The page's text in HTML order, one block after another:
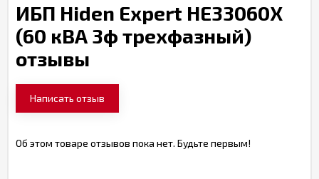
ИБП Hiden Expert HE33060X
(60 кВА 3ф трехфазный)
отзывы
Написать отзыв
Об этом товаре отзывов пока нет. Будьте первым!